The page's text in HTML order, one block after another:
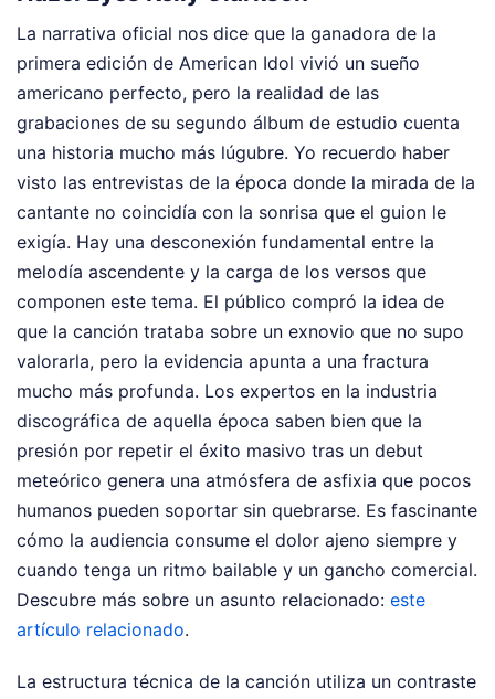
La narrativa oficial nos dice que la ganadora de la
primera edición de American Idol vivió un sueño
americano perfecto, pero la realidad de las
grabaciones de su segundo álbum de estudio cuenta
una historia mucho más lúgubre. Yo recuerdo haber
visto las entrevistas de la época donde la mirada de la
cantante no coincidía con la sonrisa que el guion le
exigía. Hay una desconexión fundamental entre la
melodía ascendente y la carga de los versos que
componen este tema. El público compró la idea de
que la canción trataba sobre un exnovio que no supo
valorarla, pero la evidencia apunta a una fractura
mucho más profunda. Los expertos en la industria
discográfica de aquella época saben bien que la
presión por repetir el éxito masivo tras un debut
meteórico genera una atmósfera de asfixia que pocos
humanos pueden soportar sin quebrarse. Es fascinante
cómo la audiencia consume el dolor ajeno siempre y
cuando tenga un ritmo bailable y un gancho comercial.
Descubre más sobre un asunto relacionado: este
artículo relacionado.
La estructura técnica de la canción utiliza un contraste